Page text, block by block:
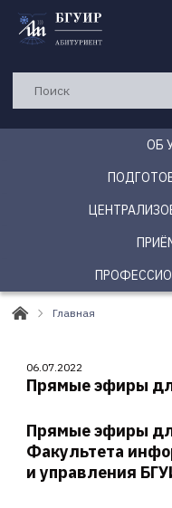
ОБ
Главная
06.07.2022
Прямые эфиры
Прямые эфиры
Факультета
и управления